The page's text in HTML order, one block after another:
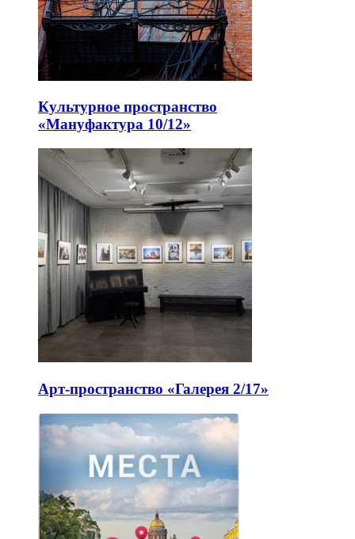
Культурное пространство
«Мануфактура 10/12»
Арт-пространство «Галерея 2/17»